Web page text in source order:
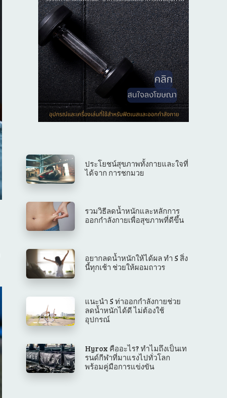
ประโยชน์สุขภาพทั้งกายและใจที่
ได้จาก การชกมวย
รวมวิธีลดน้ำหนักและหลักการ
ออกกำลังกายเพื่อสุขภาพที่ดีขึ้น
อยากลดน้ำหนักให้ได้ผล ทำ 5 สิ่ง
นี้ทุกเช้า ช่วยให้ผอมถาวร
แนะนำ 5 ท่าออกกำลังกายช่วย
ลดน้ำหนักได้ดี ไม่ต้องใช้
อุปกรณ์
Hyrox คืออะไร? ทำไมถึงเป็นเท
รนด์กีฬาที่มาแรงไปทั่วโลก
พร้อมคู่มือการแข่งขัน